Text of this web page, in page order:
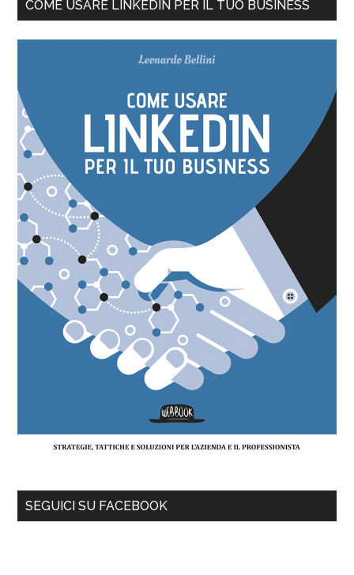
COME USARE LINKEDIN PER IL TUO BUSINESS
SEGUICI SU FACEBOOK